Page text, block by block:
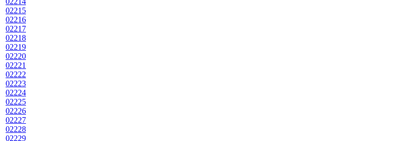
02215
02216
02217
02218
02219
02220
02221
02222
02223
02224
02225
02226
02227
02228
02229